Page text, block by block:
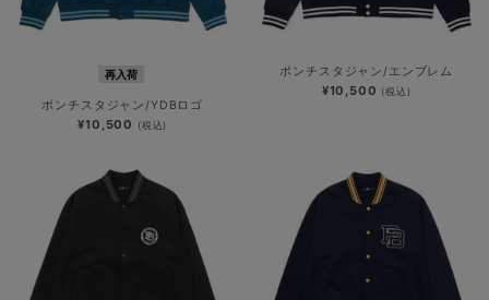
再入荷
ポンチスタジャン/YDBロゴ
¥10,500 (税込)
ポンチスタジャン/エンブレム
¥10,500 (税込)